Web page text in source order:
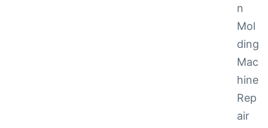
n
Mol
ding
Mac
hine
Rep
air